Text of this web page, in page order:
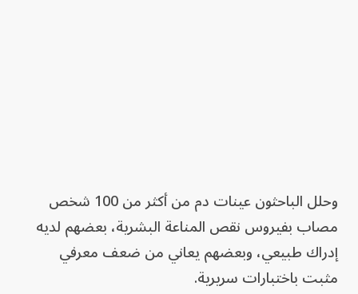
وحلل الباحثون عينات دم من أكثر من 100 شخص
مصاب بفيروس نقص المناعة البشرية، بعضهم لديه
إدراك طبيعي، وبعضهم يعاني من ضعف معرفي
مثبت باختبارات سريرية.